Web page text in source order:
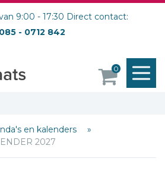
9:00 - 17:30 Direct contact:
085 - 0712 842
0
en kalenders
2027